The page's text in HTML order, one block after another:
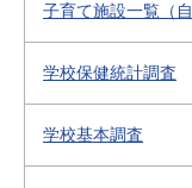
子育て施設一覧（
学校保健統計調査
学校基本調査